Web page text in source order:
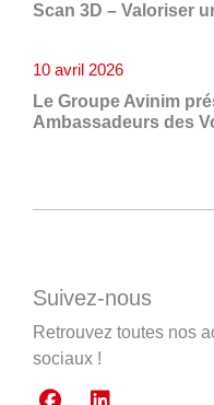
Scan 3D – Valoriser
Le Groupe Avinim
Ambassadeurs des
10 avril 2026
Suivez-nous
Retrouvez toutes nos
sociaux !